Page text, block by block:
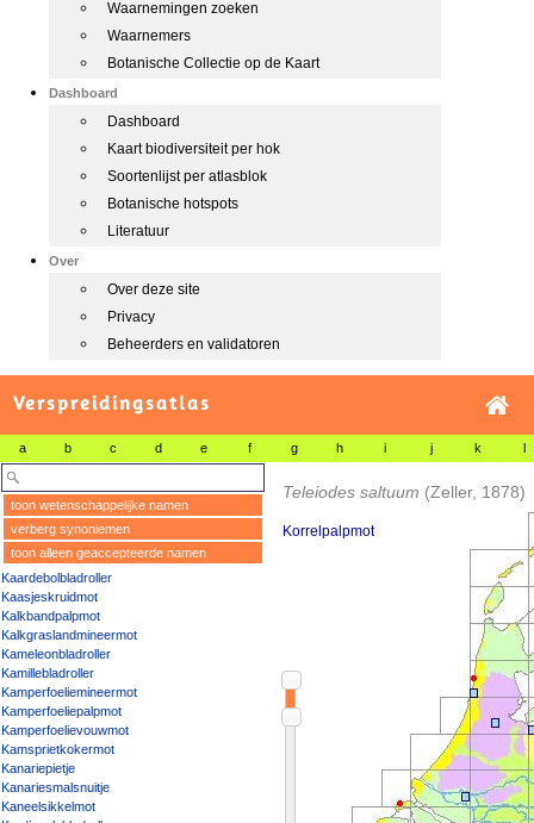
Waarnemingen zoeken
Waarnemers
Botanische Collectie op de Kaart
Dashboard
Dashboard
Kaart biodiversiteit per hok
Soortenlijst per atlasblok
Botanische hotspots
Literatuur
Over
Over deze site
Privacy
Beheerders en validatoren
Verspreidingsatlas
a b c d e f g h i j k l
toon wetenschappelijke namen
verberg synoniemen
toon alleen geaccepteerde namen
Kaardebolbladroller
Kaasjeskruidmot
Kalkbandpalpmot
Kalkgraslandmineermot
Kameleonbladroller
Kamillebladroller
Kamperfoeliemineermot
Kamperfoeliepalpmot
Kamperfoelievouwmot
Kamsprietkokermot
Kanariepietje
Kanariesmalsnuitje
Kaneelsikkelmot
Teleiodes saltuum (Zeller, 1878)
Korrelpalpmot